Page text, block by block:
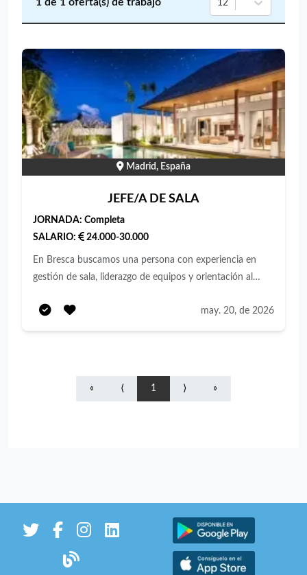
12
Madrid, España
JEFE/A DE SALA
JORNADA: Completa
SALARIO:
24.000-30.000
En Bresca buscamos una persona con experiencia en
gestión de sala, liderazgo de equipos y orientación al
en Madrid. 🔹 Funciones principales: Coordinación y
supervisión del servicio de sala Organización de turnos y
estable con posibilidad de crecimiento Buen ambiente de
trabajo Incorporación inmediata Salario según
experiencia y responsabilidad
may. 20, de 2026
« ⟨ 1 ⟩ »